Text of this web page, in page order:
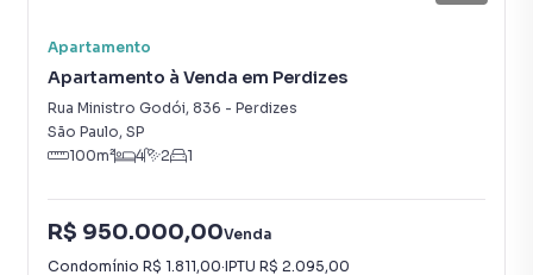
Apartamento
Apartamento à Venda em Perdizes
Rua Ministro Godói, 836 - Perdizes
São Paulo, SP
100m² 4 2 1
R$ 950.000,00Venda
Condomínio R$ 1.811,00·IPTU R$ 2.095,00